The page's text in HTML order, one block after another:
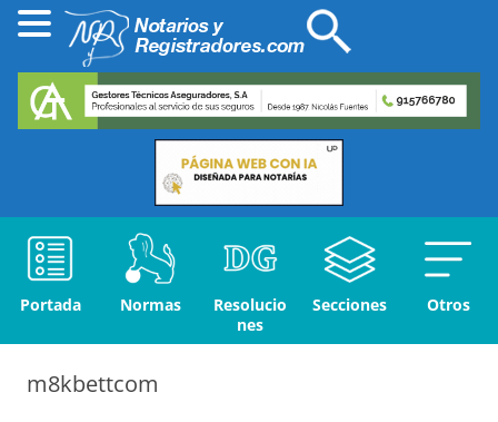
Portada Normas
Resolucio
nes
Secciones Otros
m8kbettcom